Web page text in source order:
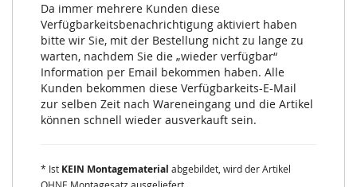
Da immer mehrere Kunden diese
Verfügbarkeitsbenachrichtigung aktiviert haben
bitte wir Sie, mit der Bestellung nicht zu lange zu
warten, nachdem Sie die „wieder verfügbar“
Information per Email bekommen haben. Alle
Kunden bekommen diese Verfügbarkeits-E-Mail
zur selben Zeit nach Wareneingang und die Artikel
können schnell wieder ausverkauft sein.
* Ist KEIN Montagematerial abgebildet, wird der Artikel